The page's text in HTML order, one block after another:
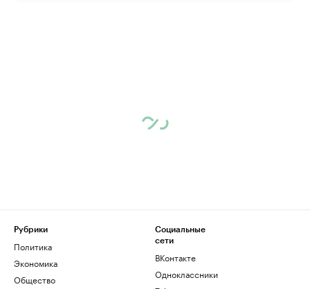
Рубрики
Политика
Экономика
Общество
Социальные
сети
ВКонтакте
Одноклассники